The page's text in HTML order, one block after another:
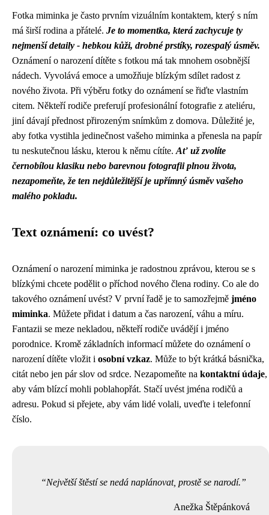
Fotka miminka je často prvním vizuálním kontaktem, který s ním
má širší rodina a přátelé. Je to momentka, která zachycuje ty
nejmenší detaily - hebkou kůži, drobné prstíky, rozespalý úsměv.
Oznámení o narození dítěte s fotkou má tak mnohem osobnější
nádech. Vyvolává emoce a umožňuje blízkým sdílet radost z
nového života. Při výběru fotky do oznámení se řiďte vlastním
citem. Někteří rodiče preferují profesionální fotografie z ateliéru,
jiní dávají přednost přirozeným snímkům z domova. Důležité je,
aby fotka vystihla jedinečnost vašeho miminka a přenesla na papír
tu neskutečnou lásku, kterou k němu cítíte. Ať už zvolíte
černobílou klasiku nebo barevnou fotografii plnou života,
nezapomeňte, že ten nejdůležitější je upřímný úsměv vašeho
malého pokladu.
Text oznámení: co uvést?
Oznámení o narození miminka je radostnou zprávou, kterou se s
blízkými chcete podělit o příchod nového člena rodiny. Co ale do
takového oznámení uvést? V první řadě je to samozřejmě jméno
miminka. Můžete přidat i datum a čas narození, váhu a míru.
Fantazii se meze nekladou, někteří rodiče uvádějí i jméno
porodnice. Kromě základních informací můžete do oznámení o
narození dítěte vložit i osobní vzkaz. Může to být krátká básnička,
citát nebo jen pár slov od srdce. Nezapomeňte na kontaktní údaje,
aby vám blízcí mohli poblahopřát. Stačí uvést jména rodičů a
adresu. Pokud si přejete, aby vám lidé volali, uveďte i telefonní
číslo.
Největší štěstí se nedá naplánovat, prostě se narodí.
Anežka Štěpánková